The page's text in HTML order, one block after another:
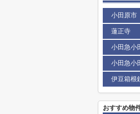
小田原市
蓮正寺
小田急小
小田急小
伊豆箱根
おすすめ物